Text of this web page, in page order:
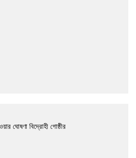
ঘোষণা বিদ্রোহী গোষ্ঠীর